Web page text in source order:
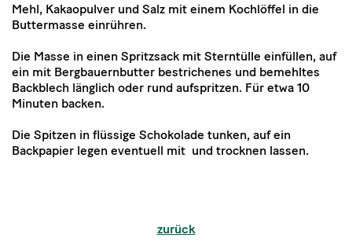
Mehl, Kakaopulver und Salz mit einem Kochlöffel in die
Buttermasse einrühren.
Die Masse in einen Spritzsack mit Sterntülle einfüllen, auf
ein mit Bergbauernbutter bestrichenes und bemehltes
Backblech länglich oder rund aufspritzen. Für etwa 10
Minuten backen.
Die Spitzen in flüssige Schokolade tunken, auf ein
Backpapier legen eventuell mit und trocknen lassen.
zurück